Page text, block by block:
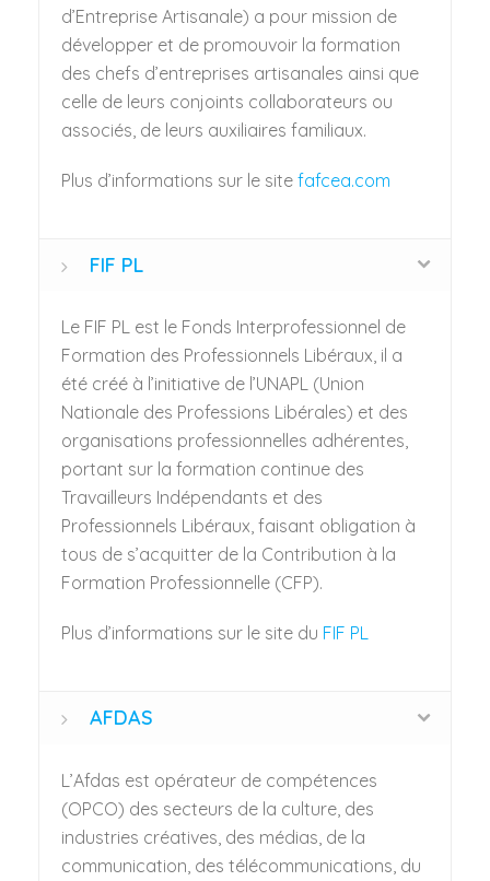
d’Entreprise Artisanale) a pour mission de
développer et de promouvoir la formation
des chefs d’entreprises artisanales ainsi que
celle de leurs conjoints collaborateurs ou
associés, de leurs auxiliaires familiaux.
Plus d’informations sur le site fafcea.com
FIF PL
Le FIF PL est le Fonds Interprofessionnel de
Formation des Professionnels Libéraux, il a
été créé à l’initiative de l’UNAPL (Union
Nationale des Professions Libérales) et des
organisations professionnelles adhérentes,
portant sur la formation continue des
Travailleurs Indépendants et des
Professionnels Libéraux, faisant obligation à
tous de s’acquitter de la Contribution à la
Formation Professionnelle (CFP).
Plus d’informations sur le site du FIF PL
AFDAS
L’Afdas est opérateur de compétences
(OPCO) des secteurs de la culture, des
industries créatives, des médias, de la
communication, des télécommunications, du